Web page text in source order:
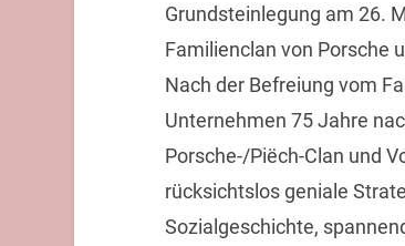
Grundsteinlegung am 26.
Familienclan von Porsche
Nach der Befreiung vom
Unternehmen 75 Jahre
Porsche-/Piëch-Clan und
rücksichtslos geniale
Sozialgeschichte,